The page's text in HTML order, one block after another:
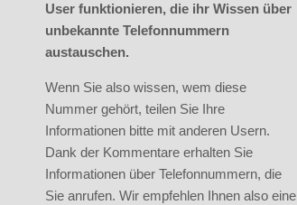
User funktionieren, die ihr Wissen über
unbekannte Telefonnummern
austauschen.
Wenn Sie also wissen, wem diese
Nummer gehört, teilen Sie Ihre
Informationen bitte mit anderen Usern.
Dank der Kommentare erhalten Sie
Informationen über Telefonnummern, die
Sie anrufen. Wir empfehlen Ihnen also eine